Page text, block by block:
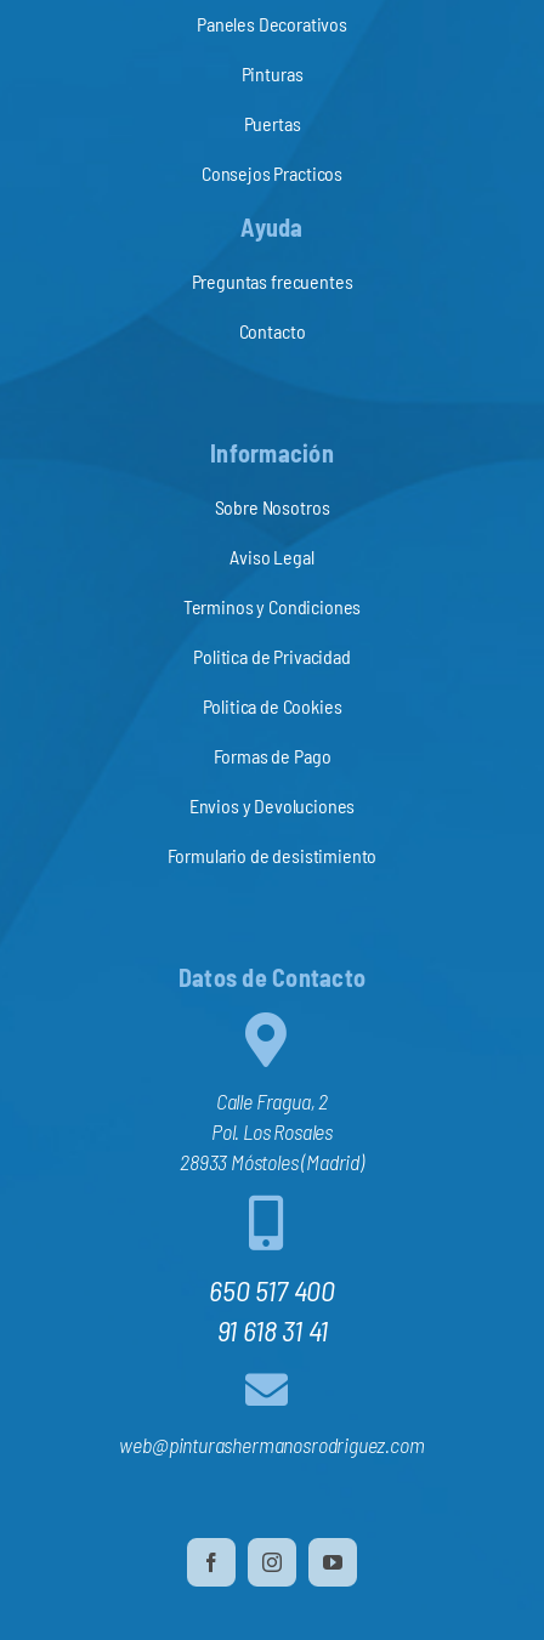
Paneles Decorativos
Pinturas
Puertas
Consejos Practicos
Ayuda
Preguntas frecuentes
Contacto
Información
Sobre Nosotros
Aviso Legal
Terminos y Condiciones
Politica de Privacidad
Politica de Cookies
Formas de Pago
Envios y Devoluciones
Formulario de desistimiento
Datos de Contacto
Calle Fragua, 2
Pol. Los Rosales
28933 Móstoles (Madrid)
650 517 400
91 618 31 41
web@pinturashermanosrodriguez.com